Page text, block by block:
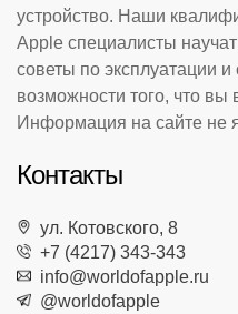
устройство. Наши
Apple специалисты
советы по эксплуатации
возможности того, что вы
Информация на сайте не
Контакты
ул. Котовского, 8
+7 (4217) 343-343
info@worldofapple.ru
@worldofapple